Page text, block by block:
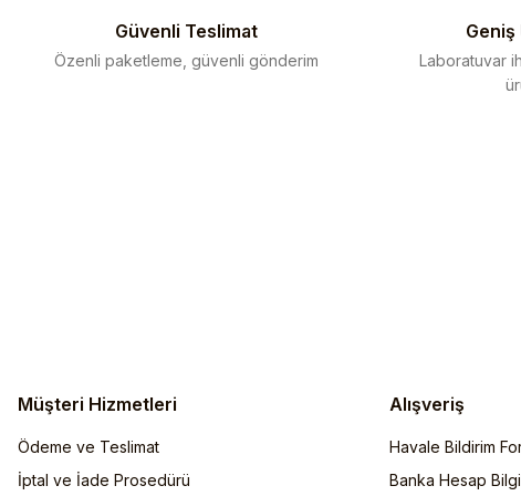
Güvenli Teslimat
Özenli paketleme, güvenli gönderim
Geniş
Laboratuvar
Müşteri Hizmetleri
Ödeme ve Teslimat
İptal ve İade Prosedürü
Alışveriş
Havale Bildirim
Banka Hesap